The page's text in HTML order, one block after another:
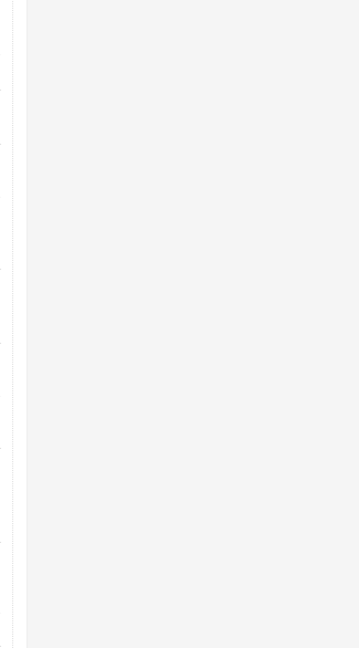
Росія атакувала Суми КАБами:
торговельний центр, будинки, є